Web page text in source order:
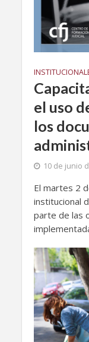
el uso
los
10 de junio
El martes 2
institucional
parte de las